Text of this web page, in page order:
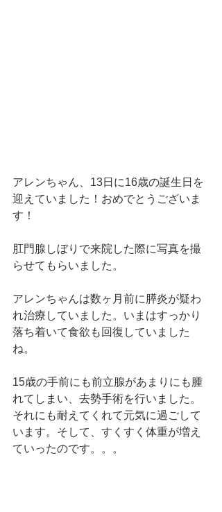
アレンちゃん、13日に16歳の誕生日を
迎えていました！おめでとうございま
す！
肛門腺しぼりで来院した際に写真を撮
らせてもらいました。
アレンちゃんは数ヶ月前に膵炎が疑わ
れ治療していました。いまはすっかり
落ち着いて食欲も回復していました
ね。
15歳の手前にも前立腺があまりにも腫
れてしまい、去勢手術を行いました。
それにも耐えてくれて元気に過ごして
います。そして、すくすく体重が増え
ていったのです。。。